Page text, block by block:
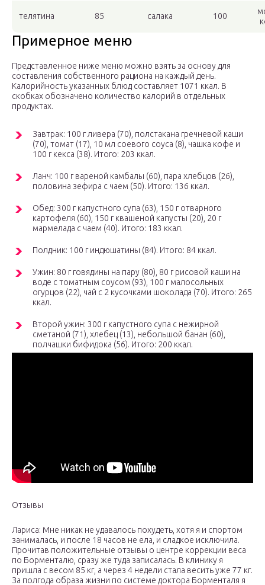
телятина 85 салака 100
Примерное меню
Представленное ниже меню можно взять за основу для
составления собственного рациона на каждый день.
Калорийность указанных блюд составляет 1071 ккал. В
скобках обозначено количество калорий в отдельных
продуктах.
Завтрак: 100 г ливера (70), полстакана гречневой каши
(70), томат (17), 10 мл соевого соуса (8), чашка кофе и
100 г кекса (38). Итого: 203 ккал.
Ланч: 100 г вареной камбалы (60), пара хлебцов (26),
половина зефира с чаем (50). Итого: 136 ккал.
Обед: 300 г капустного супа (63), 150 г отварного
картофеля (60), 150 г квашеной капусты (20), 20 г
мармелада с чаем (40). Итого: 183 ккал.
Полдник: 100 г индюшатины (84). Итого: 84 ккал.
Ужин: 80 г говядины на пару (80), 80 г рисовой каши на
воде с томатным соусом (93), 100 г малосольных
огурцов (22), чай с 2 кусочками шоколада (70). Итого: 265
ккал.
Второй ужин: 300 г капустного супа с нежирной
сметаной (71), хлебец (13), небольшой банан (60),
полчашки бифидока (56). Итого: 200 ккал.
Отзывы
Лариса: Мне никак не удавалось похудеть, хотя я и спортом
занималась, и после 18 часов не ела, и сладкое исключила.
Прочитав положительные отзывы о центре коррекции веса
по Борменталю, сразу же туда записалась. В клинику я
пришла с весом 85 кг, а через 4 недели стала весить уже 77 кг.
За полгода образа жизни по системе доктора Борменталя я